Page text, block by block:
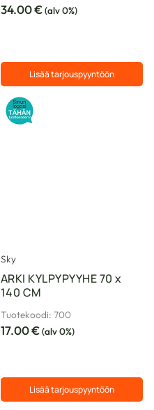
34.00€(alv 0%)
Lisää tarjouspyyntöön
Tällä
tuotteella
on
Sky
ARKI KYLPYPYYHE 70 x
140 CM
Tuotekoodi: 700
17.00€(alv 0%)
Lisää tarjouspyyntöön